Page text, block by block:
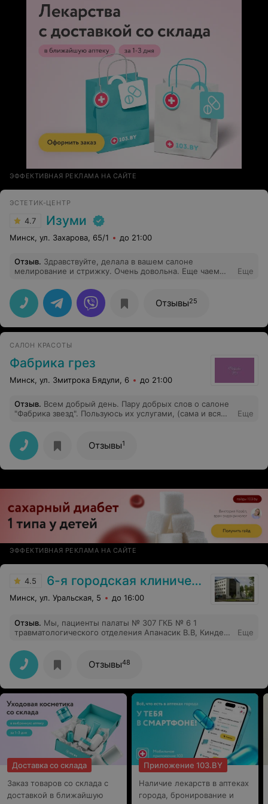
ЭФФЕКТИВНАЯ РЕКЛАМА НА САЙТЕ
ЭСТЕТИК-ЦЕНТР
4.7 Изуми
Минск, ул. Захарова, 65/1 до 21:00
Отзыв. Здравствуйте, делала в вашем салоне
мелирование и стрижку. Очень довольна. Еще чаем
Еще
Отзывы25
САЛОН КРАСОТЫ
Фабрика грез
Минск, ул. Змитрока Бядули, 6 до 21:00
Отзыв. Всем добрый день. Пару добрых слов о салоне
"Фабрика звезд". Пользуюсь их услугами, (сама и вся
добросовестные администраторы, хорошо подобраны
мастера. И конечно хозяйка и директор Светлана
создает атмосферу клуба единомышленников.
Еще
Отзывы1
ЭФФЕКТИВНАЯ РЕКЛАМА НА САЙТЕ
4.5 6-я городская клиническая больница
Минск, ул. Уральская, 5 до 16:00
Отзыв. Мы, пациенты палаты № 307 ГКБ № 6 1
травматологического отделения Апанасик В.В, Киндель
благодарность заведующему отделения возглавляемое
Малец.В.Л., врачу травматологу-ортопеду Шетько С.Е
за проведенную квалифицированную помощь на
высоком уровне; медсестрам Маслыко
М.А.,Петрашкевич А.М., медсестрам перевязочного
кабинета, младшему медицинскому обслуживающему
персоналу, санитаркам, работникам пищеблока за
чуткое, внимательное отношения к своим пациентам
поступившим на лечение 8.10.24 и 14.1024. ОГРОМНОЕ
ЧЕЛОВЕЧЕСКОЕ СПАСИБО!!!
Еще
Отзывы48
Доставка со склада
Заказ товаров со склада с
доставкой в ближайшую
Приложение 103.BY
Наличие лекарств в аптеках
города, бронирование и